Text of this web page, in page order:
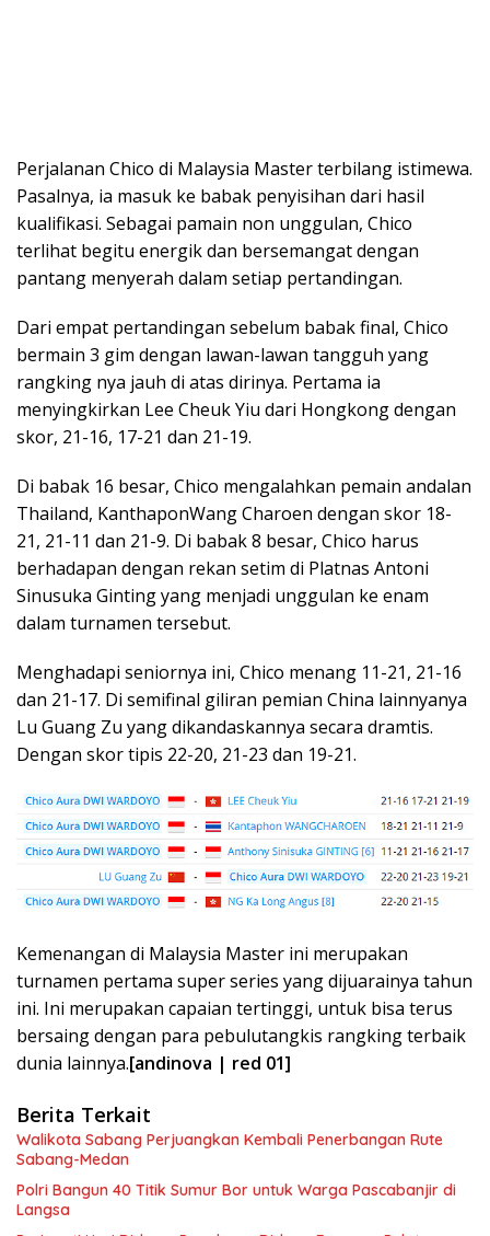
Perjalanan Chico di Malaysia Master terbilang istimewa.
Pasalnya, ia masuk ke babak penyisihan dari hasil
kualifikasi. Sebagai pamain non unggulan, Chico
terlihat begitu energik dan bersemangat dengan
pantang menyerah dalam setiap pertandingan.
Dari empat pertandingan sebelum babak final, Chico
bermain 3 gim dengan lawan-lawan tangguh yang
rangking nya jauh di atas dirinya. Pertama ia
menyingkirkan Lee Cheuk Yiu dari Hongkong dengan
skor, 21-16, 17-21 dan 21-19.
Di babak 16 besar, Chico mengalahkan pemain andalan
Thailand, KanthaponWang Charoen dengan skor 18-
21, 21-11 dan 21-9. Di babak 8 besar, Chico harus
berhadapan dengan rekan setim di Platnas Antoni
Sinusuka Ginting yang menjadi unggulan ke enam
dalam turnamen tersebut.
Menghadapi seniornya ini, Chico menang 11-21, 21-16
dan 21-17. Di semifinal giliran pemian China lainnyanya
Lu Guang Zu yang dikandaskannya secara dramtis.
Dengan skor tipis 22-20, 21-23 dan 19-21.
Kemenangan di Malaysia Master ini merupakan
turnamen pertama super series yang dijuarainya tahun
ini. Ini merupakan capaian tertinggi, untuk bisa terus
bersaing dengan para pebulutangkis rangking terbaik
dunia lainnya.[andinova | red 01]
Berita Terkait
Walikota Sabang Perjuangkan Kembali Penerbangan Rute
Sabang-Medan
Polri Bangun 40 Titik Sumur Bor untuk Warga Pascabanjir di
Langsa